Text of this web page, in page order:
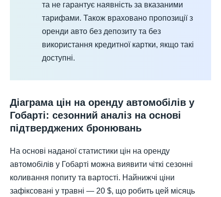
та не гарантує наявність за вказаними
тарифами. Також враховано пропозиції з
оренди авто без депозиту та без
використання кредитної картки, якщо такі
доступні.
Діаграма цін на оренду автомобілів у
Гобарті: сезонний аналіз на основі
підтверджених бронювань
На основі наданої статистики цін на оренду
автомобілів у Гобарті можна виявити чіткі сезонні
коливання попиту та вартості. Найнижчі ціни
зафіксовані у травні — 20 $, що робить цей місяць